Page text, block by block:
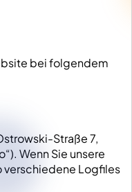
bei folgendem
Straße 7,
Wenn Sie unsere
verschiedene Logfiles